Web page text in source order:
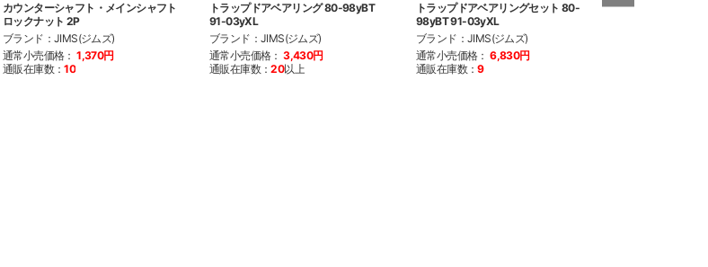
カウンターシャフト・メインシャフト
ロックナット 2P
ブランド：JIMS(ジムズ)
通常小売価格： 1,370円
通販在庫数：10
トラップドアベアリング 80-98yBT
91-03yXL
ブランド：JIMS(ジムズ)
通常小売価格： 3,430円
通販在庫数：20以上
トラップドアベアリングセット 80-
98yBT 91-03yXL
ブランド：JIMS(ジムズ)
通常小売価格： 6,830円
通販在庫数：9
ショートタイプ